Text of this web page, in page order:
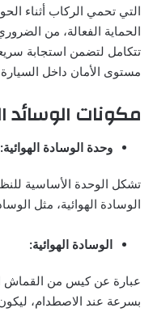
التي تحمي الركاب أثناء
الحماية الفعالة، من
تتكامل لتضمن استجابة
مستوى الأمان داخل
مكونات الوسائد
وحدة الوسادة الهوائية:
تشكل الوحدة الأساسية
الوسادة الهوائية، مثل
الوسادة الهوائية:
عبارة عن كيس من القماش
بسرعة عند الاصطدام،